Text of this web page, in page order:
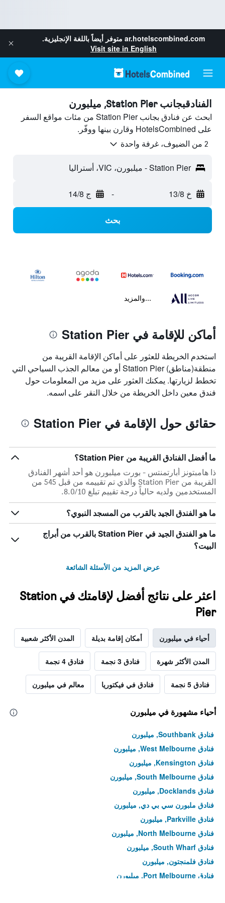
ar.hotelscombined.com متوفر أيضاً باللغة الإنجليزية.
Visit site in English
الفنادقبجانب Station Pier, ميلبورن
ابحث عن فنادق بجانب Station Pier من مئات مواقع السفر
على HotelsCombined وقارن بينها ووفّر.
2 من الضيوف، غرفة واحدة
Station Pier - ميلبورن، VIC، أستراليا
خ 13/8 - ج 14/8
بحث
...والمزيد
أماكن للإقامة في Station Pier
استخدم الخريطة للعثور على أماكن الإقامة القريبة من
منطقة(مناطق) Station Pier أو من معالم الجذب السياحي التي
تخطط لزيارتها. يمكنك العثور على مزيد من المعلومات حول
فندق معين داخل الخريطة من خلال النقر على اسمه.
حقائق حول الإقامة في Station Pier
ما أفضل الفنادق القريبة من Station Pier؟
ذا هامبتونز أبارتمنتس - بورت ميلبورن هو أحد أشهر الفنادق
القريبة من Station Pier والذي تم تقييمه من قبل 545 من
المستخدمين ولديه حالياً درجة تقييم تبلغ 8.0/10.
ما هو الفندق الجيد بالقرب من المسجد النبوي؟
ما هو الفندق الجيد في Station Pier بالقرب من أبراج
البيت؟
عرض المزيد من الأسئلة الشائعة
اعثر على نتائج أفضل لإقامتك في Station
Pier
أحياء في ميلبورن أمكان إقامة بديلة المدن الأكثر شعبية
المدن الأكثر شهرة فنادق 3 نجمة فنادق 4 نجمة
فنادق 5 نجمة فنادق في فيكتوريا معالم في ميلبورن
أحياء مشهورة في ميلبورن
فنادق Southbank, ميلبورن
فنادق West Melbourne, ميلبورن
فنادق Kensington, ميلبورن
فنادق South Melbourne, ميلبورن
فنادق Docklands, ميلبورن
فنادق ملبورن سي بي دي, ميلبورن
فنادق Parkville, ميلبورن
فنادق North Melbourne, ميلبورن
فنادق South Wharf, ميلبورن
فنادق فلمنجتون, ميلبورن
فنادق Port Melbourne, ميلبورن